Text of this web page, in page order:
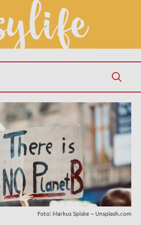
Foto: Markus Spiske – Unsplash.com